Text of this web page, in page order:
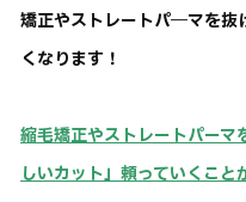
矯正やストレートパ―マを抜
くなります！
縮毛矯正やストレートパーマ
しいカット」頼っていくこと